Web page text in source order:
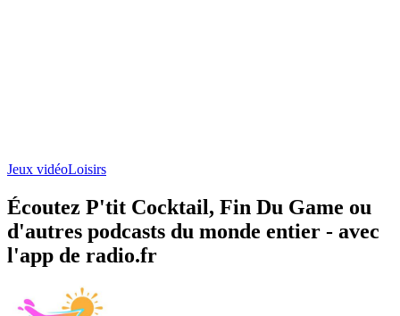
Jeux vidéoLoisirs
Écoutez P'tit Cocktail, Fin Du Game ou
d'autres podcasts du monde entier - avec
l'app de radio.fr